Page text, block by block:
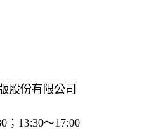
股份有限公司
；13:30～17:00